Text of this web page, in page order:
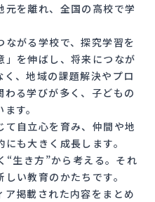
を離れ、全国の高校で学
ながる学校で、探究学習を
」を伸ばし、将来につなが
、地域の課題解決やプロ
る学びが多く、子どもの
す。
て自立心を育み、仲間や地
も大きく成長します。
“生き方”から考える。それ
い教育のかたちです。
掲載された内容をまとめ